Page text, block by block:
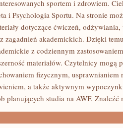
sportem i zdrowiem.
i Psychologia Sportu. Na stronie
dotyczące ćwiczeń,
zagadnień akademickich. Dzięki
z codziennym
materiałów. Czytelnicy mogą
fizycznym, usprawnianiem
a także aktywnym
planujących studia na AWF. Znaleźć